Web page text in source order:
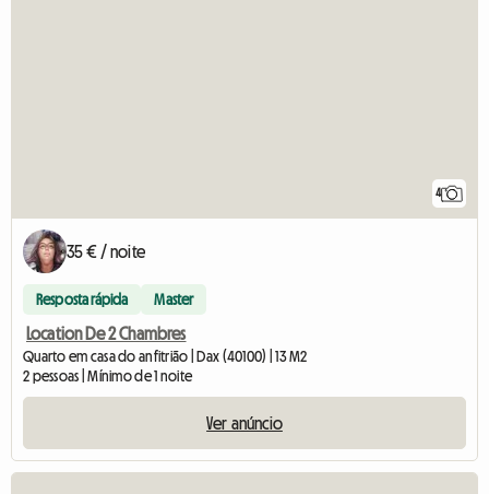
4
35 € / noite
Resposta rápida Master
Location De 2 Chambres
Quarto em casa do anfitrião | Dax (40100) | 13 M2
2 pessoas | Mínimo de 1 noite
Ver anúncio